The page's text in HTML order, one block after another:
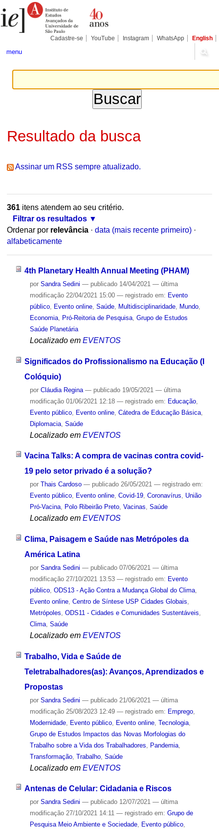
para
conteúdo.
Pessoais
Cadastre-se YouTube Instagram WhatsApp English
menu
Resultado da busca
Assinar um RSS sempre atualizado.
361itens atendem ao seu critério.
Filtrar os resultados
Ordenar por relevância · data (mais recente primeiro) ·
alfabeticamente
4th Planetary Health Annual Meeting (PHAM)
por Sandra Sedini — publicado14/04/2021 — última
modificação22/04/2021 15:00 — registrado em: Evento
público, Evento online, Saúde, Multidisciplinaridade, Mundo,
Economia, Pró-Reitoria de Pesquisa, Grupo de Estudos
Saúde Planetária
Localizado em EVENTOS
Significados do Profissionalismo na Educação (I
Colóquio)
por Cláudia Regina — publicado19/05/2021 — última
modificação01/06/2021 12:18 — registrado em: Educação,
Evento público, Evento online, Cátedra de Educação Básica,
Diplomacia, Saúde
Localizado em EVENTOS
Vacina Talks: A compra de vacinas contra covid-
19 pelo setor privado é a solução?
por Thais Cardoso — publicado26/05/2021 — registrado em:
Evento público, Evento online, Covid-19, Coronavírus, União
Pró-Vacina, Polo Ribeirão Preto, Vacinas, Saúde
Localizado em EVENTOS
Clima, Paisagem e Saúde nas Metrópoles da
América Latina
por Sandra Sedini — publicado07/06/2021 — última
modificação27/10/2021 13:53 — registrado em: Evento
público, ODS13 - Ação Contra a Mudança Global do Clima,
Evento online, Centro de Síntese USP Cidades Globais,
Metrópoles, ODS11 - Cidades e Comunidades Sustentáveis,
Clima, Saúde
Localizado em EVENTOS
Trabalho, Vida e Saúde de
Teletrabalhadores(as): Avanços, Aprendizados e
Propostas
por Sandra Sedini — publicado21/06/2021 — última
modificação25/08/2023 12:49 — registrado em: Emprego,
Modernidade, Evento público, Evento online, Tecnologia,
Grupo de Estudos Impactos das Novas Morfologias do
Trabalho sobre a Vida dos Trabalhadores
Pandemia,
Transformação, Trabalho, Saúde
Localizado em EVENTOS
Antenas de Celular: Cidadania e Riscos
por Sandra Sedini — publicado12/07/2021 — última
modificação27/10/2021 14:11 — registrado em: Grupo de
Pesquisa Meio Ambiente e Sociedade, Evento público,